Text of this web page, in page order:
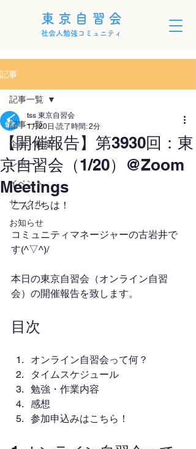
東京自習会
社会人勉強コミュニティ
記事
記事一覧
企画・制度
レポート
イベント
サークル
お知らせ
記事一覧
【開催報告】第3930回：東
京自習会（1/20）@Zoom
Meetings
tss 東京自習会
1月20日 読了時間: 2分
こんにちは！
コミュニティマネージャーの古岩井で
す(^▽^)/
本日の東京自習会（オンライン自習
会）の開催報告を致します。
目次
オンライン自習会って何？
タイムスケジュール
勉強・作業内容
感想
参加申込みはこちら！